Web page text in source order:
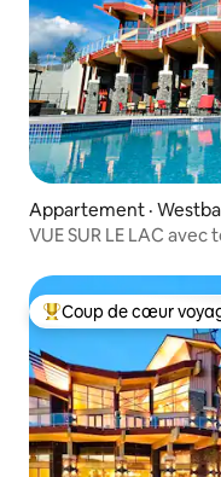
Appartement ·
VUE SUR LE LAC
Coup de cœur
Coup de cœur